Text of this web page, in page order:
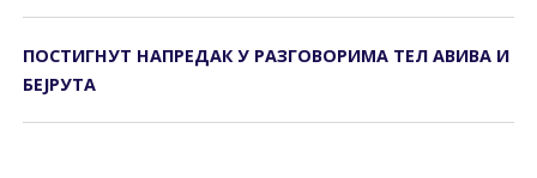
ПОСТИГНУТ НАПРЕДАК У РАЗГОВОРИМА ТЕЛ АВИВА И
БЕЈРУТА